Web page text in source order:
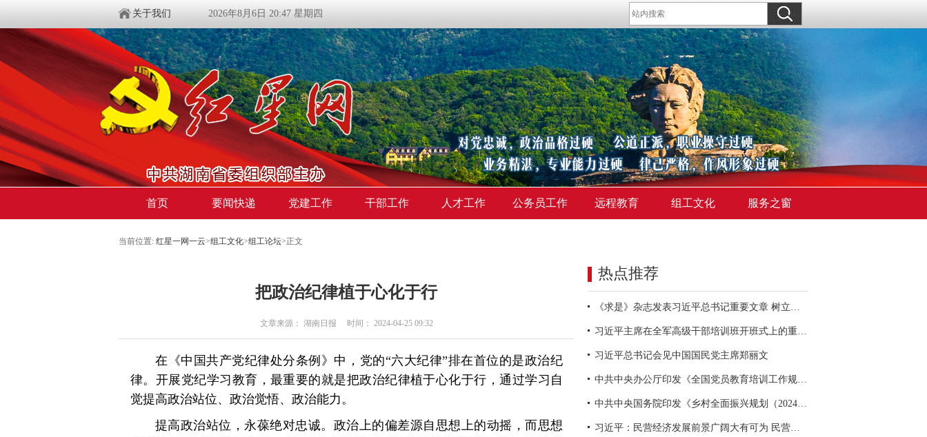
关于我们 2026年8月6日 20:47 星期四
首页 要闻快递 党建工作 干部工作 人才工作 公务员工作 远程教育 组工文化 服务之窗
当前位置: 红星一网一云>组工文化>组工论坛>正文
把政治纪律植于心化于行
文章来源： 湖南日报 时间： 2024-04-25 09:32
在《中国共产党纪律处分条例》中，党的“六大纪律”排在首位的是政治纪
律。开展党纪学习教育，最重要的就是把政治纪律植于心化于行，通过学习自
觉提高政治站位、政治觉悟、政治能力。
提高政治站位，永葆绝对忠诚。政治上的偏差源自思想上的动摇，而思想
热点推荐
《求是》杂志发表习近平总书记重要文章 树立和践行正确政绩观
习近平主席在全军高级干部培训班开班式上的重要讲话引领全军开展思想整风、深化政治整训
习近平总书记会见中国国民党主席郑丽文
中共中央办公厅印发《全国党员教育培训工作规划（2024－2028年）》
中共中央国务院印发《乡村全面振兴规划（2024—2027年）》
习近平：民营经济发展前景广阔大有可为 民营企业和民营企业家大显身手正当其时